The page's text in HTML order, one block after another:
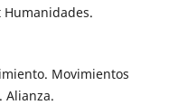
Humanidades.
Movimientos
Alianza.